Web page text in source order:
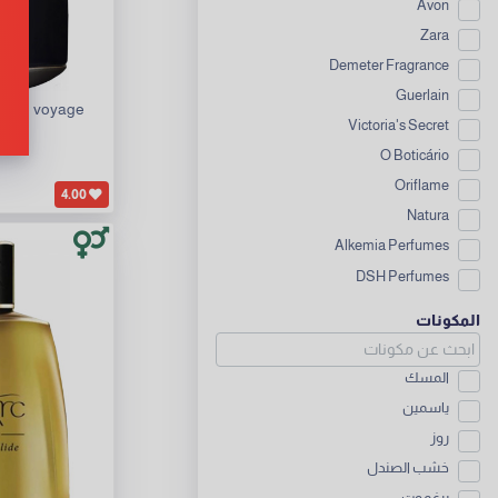
Avon
Zara
Demeter Fragrance
Guerlain
Victoria's Secret
O Boticário
Oriflame
Natura
Alkemia Perfumes
DSH Perfumes
المكونات
المسك
ياسمين
روز
خشب الصندل
de voyage